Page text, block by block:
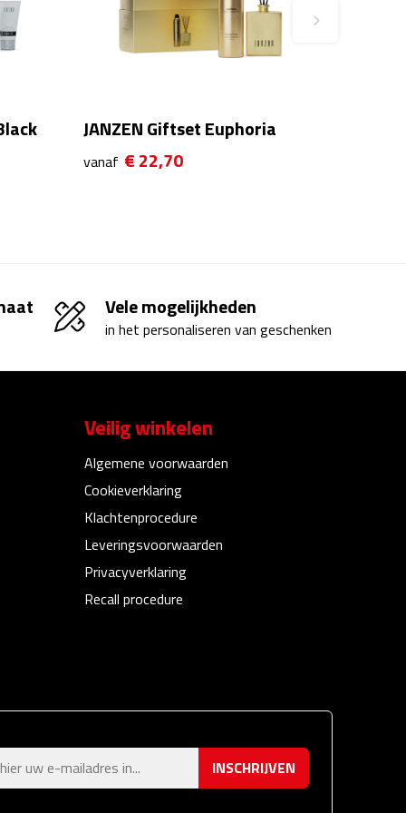
JANZEN Giftset Euphoria
vanaf € 22,70
Vele mogelijkheden
in het personaliseren van geschenken
Veilig winkelen
Algemene voorwaarden
Cookieverklaring
Klachtenprocedure
Leveringsvoorwaarden
Privacyverklaring
Recall procedure